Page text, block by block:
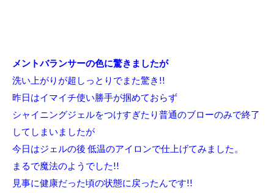
メントバランサーの色に驚きましたが
洗い上がりが超しっとりでまた驚き!!
昨日はイマイチ使い勝手が掴めておらず
シャイニングジェルをつけすぎたり普通のブローのみで終了
してしまいましたが
今日はジェルの後 低温のアイロンで仕上げてみました。
まるで魔法のようでした!!
見事に健康だった頃の状態に戻ったんです!!